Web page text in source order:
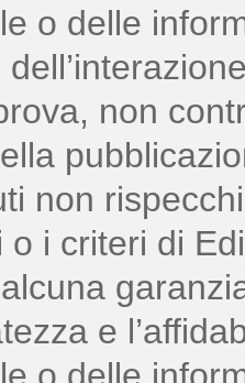
o delle
non
non
o i criteri di
e